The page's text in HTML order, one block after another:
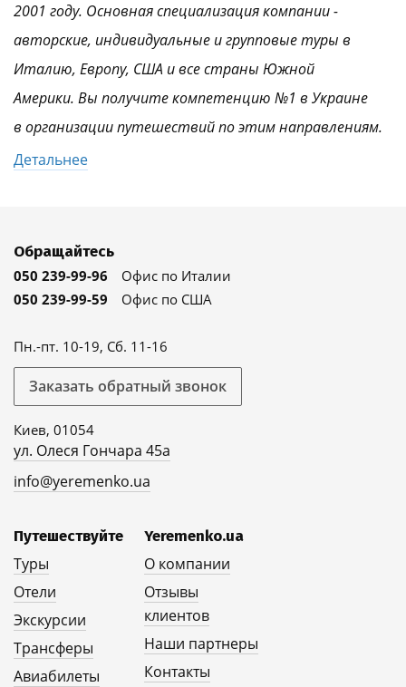
2001 году. Основная специализация компании -
авторские, индивидуальные и групповые туры в
Италию, Европу, США и все страны Южной
Америки. Вы получите компетенцию №1 в Украине
в организации путешествий по этим направлениям.
Детальнее
Обращайтесь
050 239-99-96
Офис по Италии
050 239-99-59
Офис по США
Пн.-пт. 10-19, Сб. 11-16
Заказать обратный звонок
Киев, 01054
ул. Олеся Гончара 45а
info@yeremenko.ua
Путешествуйте
Туры
Отели
Экскурсии
Трансферы
Авиабилеты
Yeremenko.ua
О компании
Отзывы
клиентов
Наши партнеры
Контакты